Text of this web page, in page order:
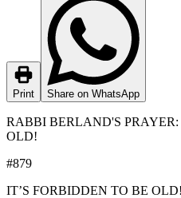
Print Share on WhatsApp
RABBI BERLAND'S
OLD!
#879
IT’S FORBIDDEN TO BE OLD!